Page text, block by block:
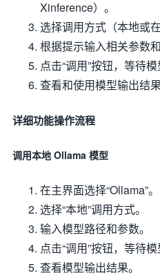
Xinference）。
选择调用方式（本地或在
根据提示输入相关参数和
点击“调用”按钮，等待模
查看和使用模型输出结果
详细功能操作流程
调用本地 Ollama 模型
在主界面选择“Ollama”。
选择“本地”调用方式。
输入模型路径和参数。
点击“调用”按钮，等待模
查看模型输出结果。